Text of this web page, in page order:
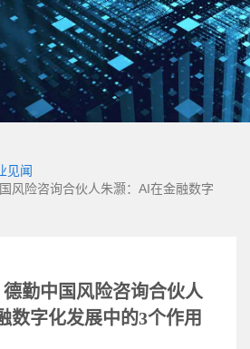
见闻
风险咨询合伙人朱灏：AI在金融数字
勤中国风险咨询合伙人
数字化发展中的3个作用